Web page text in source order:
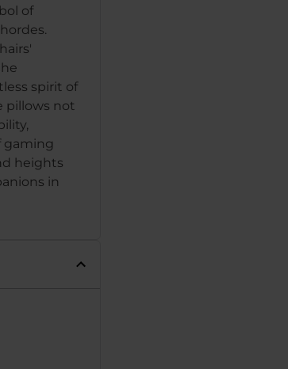
of
spirit of
pillows not
gaming
heights
in